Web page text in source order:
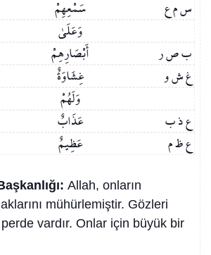
س م ع سَمْعِهِمْ
وَعَلَىٰ
ب ص ر أَبْصَارِهِمْ
غ ش و غِشَاوَةٌ
وَلَهُمْ
ع ذ ب عَذَابٌ
ع ظ م عَظِيمٌ
Allah, onların
mühürlemiştir. Gözleri
vardır. Onlar için büyük bir